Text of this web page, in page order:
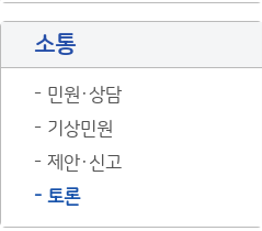
소통
민원·상담
기상민원
제안·신고
토론